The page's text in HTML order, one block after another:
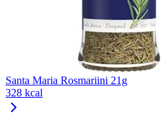
Santa Maria Rosmariini 21g
328 kcal